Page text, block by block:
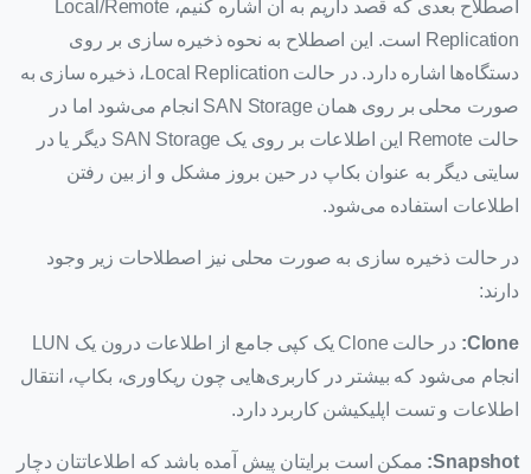
اصطلاح بعدی که قصد داریم به آن اشاره کنیم، Local/Remote
Replication است. این اصطلاح به نحوه ذخیره سازی بر روی
دستگاه‌ها اشاره دارد. در حالت Local Replication، ذخیره سازی به
صورت محلی بر روی همان SAN Storage انجام می‌شود اما در
حالت Remote این اطلاعات بر روی یک SAN Storage دیگر یا در
سایتی دیگر به عنوان بکاپ در حین بروز مشکل و از بین رفتن
اطلاعات استفاده می‌شود.
در حالت ذخیره سازی به صورت محلی نیز اصطلاحات زیر وجود
دارند:
Clone:
در حالت Clone یک کپی جامع از اطلاعات درون یک LUN
انجام می‌شود که بیشتر در کاربری‌هایی چون ریکاوری، بکاپ، انتقال
اطلاعات و تست اپلیکیشن کاربرد دارد.
Snapshot: ممکن است برایتان پیش آمده باشد که اطلاعاتتان دچار